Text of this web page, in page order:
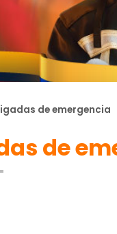
de emergencia
de